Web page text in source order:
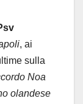
, ai
sulla
Noa
olandese